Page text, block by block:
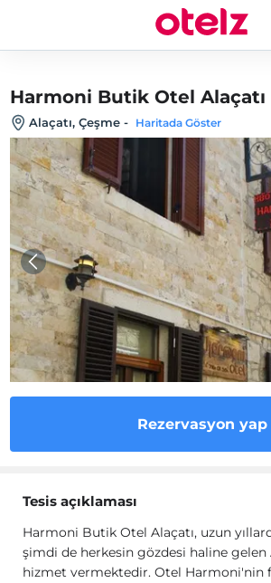
Harmoni Butik Otel Alaçatı
Alaçatı, Çeşme - Haritada Göster
Rezervasyon yap
Tesis açıklaması
Harmoni Butik Otel Alaçatı, uzun
şimdi de herkesin gözdesi haline gelen
hizmet vermektedir. Otel Harmoni'nin